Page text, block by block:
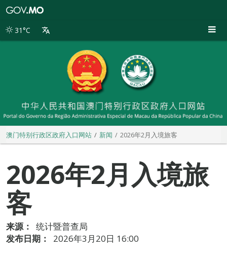
别
31°C
澳门特别行政区政府入口网站 新闻 2026年2月入境旅客
2026年2月入境旅
客
来源：
统计暨普查局
发布日期：
2026年3月20日 16:00